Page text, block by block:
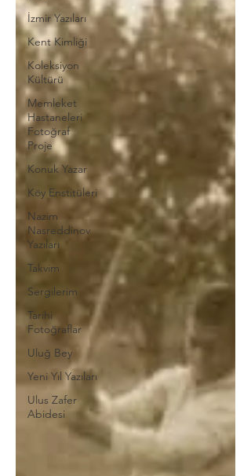
İzmir Yazıları
Kent Kimliği
Koleksiyon
Kültürü
Memleket
Hastaneleri
Fotoğraf
Proje
Konuk Yazar
Köy Enstitüleri
Nazim
Nasreddinov
Yazıları
Takvim
Sergilerim
Tarihi
Fotoğraflar
Uluğ Bey
Yeni Yıl Yazıları
Ulus Zafer
Abidesi